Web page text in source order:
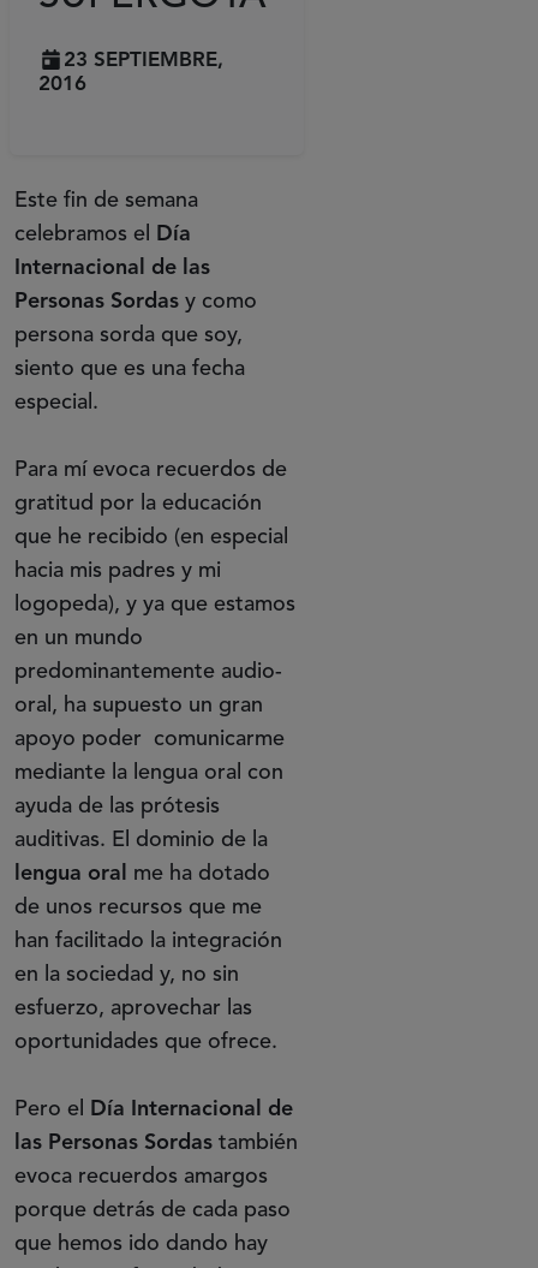
23 SEPTIEMBRE,
2016
Este fin de semana
celebramos el
Día
Internacional de las
Personas Sordas y como
persona sorda que soy,
siento que es una fecha
especial.
Para mí evoca recuerdos de
gratitud por la educación
que he recibido (en especial
hacia mis padres y mi
logopeda), y ya que estamos
en un mundo
predominantemente audio-
oral, ha supuesto un gran
apoyo poder comunicarme
mediante la lengua oral con
ayuda de las prótesis
auditivas. El dominio de la
lengua oral
me ha dotado
de unos recursos que me
han facilitado la integración
en la sociedad y, no sin
esfuerzo, aprovechar las
oportunidades que ofrece.
Pero el
Día Internacional de
las Personas Sordas también
evoca recuerdos amargos
porque detrás de cada paso
que hemos ido dando hay